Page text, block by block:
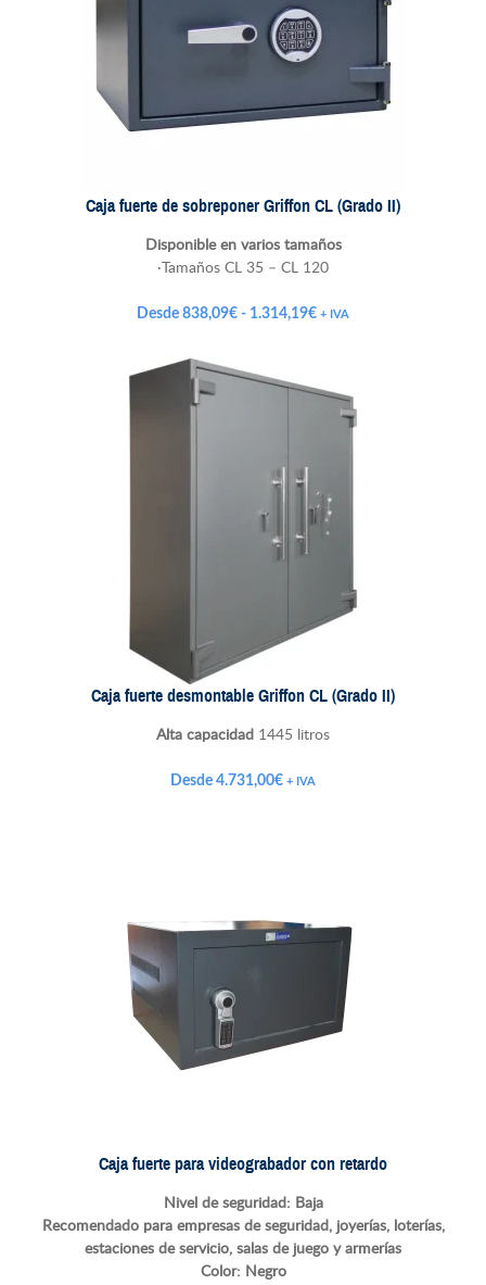
Caja fuerte de sobreponer Griffon CL (Grado II)
Disponible en varios tamaños
·Tamaños CL 35 – CL 120
Desde838,09€- 1.314,19€Rango
838,09€
hasta
+ IVA
Caja fuerte desmontable Griffon CL (Grado II)
Alta capacidad 1445 litros
Desde4.731,00€ + IVA
Caja fuerte para videograbador con retardo
Nivel de seguridad: Baja
Recomendado para empresas de seguridad, joyerías, loterías,
estaciones de servicio, salas de juego y armerías
Color: Negro